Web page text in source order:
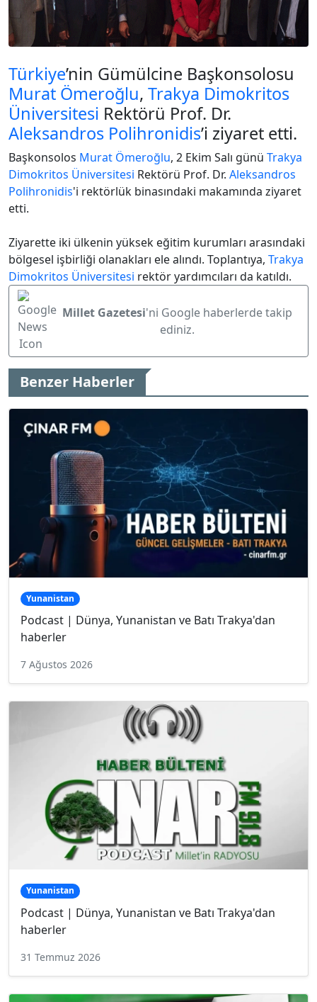
Türkiye’nin Gümülcine Başkonsolosu
Murat Ömeroğlu, Trakya Dimokritos
Üniversitesi Rektörü Prof. Dr.
Aleksandros Polihronidis’i ziyaret etti.
Başkonsolos Murat Ömeroğlu, 2 Ekim Salı günü Trakya
Dimokritos Üniversitesi Rektörü Prof. Dr. Aleksandros
Polihronidis'i rektörlük binasındaki makamında ziyaret
etti.
Ziyarette iki ülkenin yüksek eğitim kurumları arasındaki
bölgesel işbirliği olanakları ele alındı. Toplantıya, Trakya
Dimokritos Üniversitesi rektör yardımcıları da katıldı.
Millet Gazetesi'ni Google haberlerde takip
ediniz.
Benzer Haberler
Yunanistan
Podcast | Dünya, Yunanistan ve Batı Trakya'dan
haberler
7 Ağustos 2026
Yunanistan
Podcast | Dünya, Yunanistan ve Batı Trakya'dan
haberler
31 Temmuz 2026